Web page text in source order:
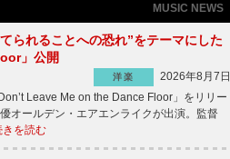
MUSIC NEWS
られることへの恐れ”をテーマにした
」公開
洋楽
2026年8月7日
Leave Me on the Dance Floor」をリリー
ールデン・エアエンライクが出演。監督
きを読む